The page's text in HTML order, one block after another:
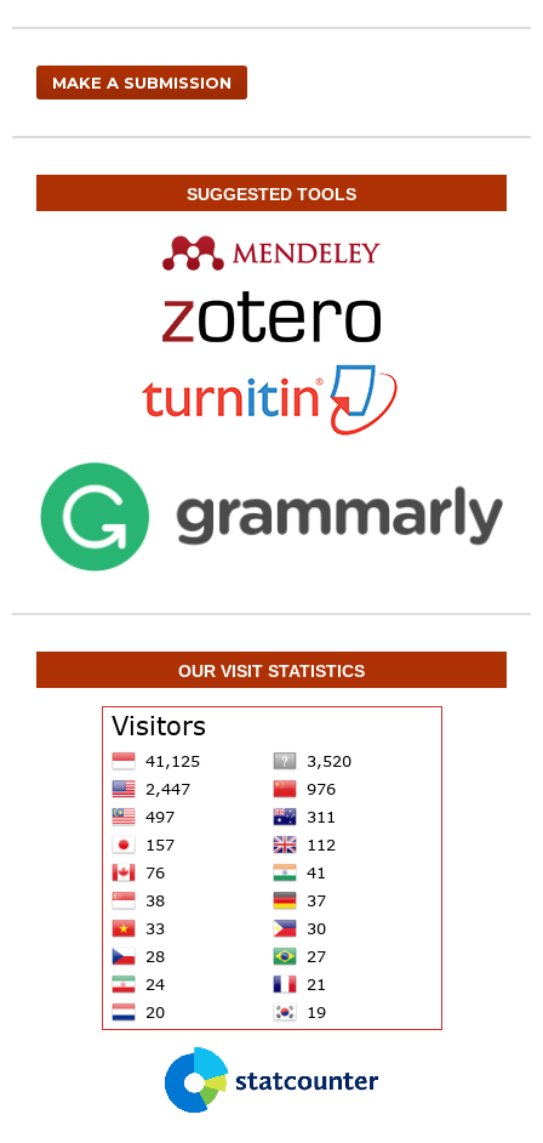
MAKE A SUBMISSION
SUGGESTED TOOLS
OUR VISIT STATISTICS